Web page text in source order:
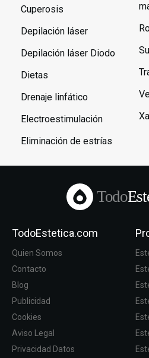
Cuperosis
Depilación láser
Depilación láser Diodo
Dietas
Drenaje linfático
Electroestimulación
Eliminación de estrías
Todo
TodoEstetica.com
Quien Somos
Contacto
Blog
Publicidad
Cookies
Aviso Legal
Privacidad Datos